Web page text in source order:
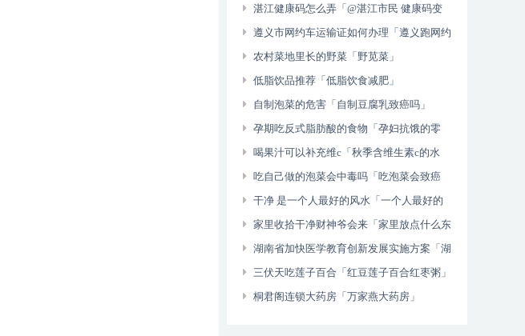
好」湛江健康码怎么弄「@湛江市民 健康码变
黄（红）怎么办 别慌！处理流程→」
遵义市网约车运输证如何办理「遵义跑网约
车需要什么条件」
农村菜地里长的野菜「野苋菜」
低脂饮品推荐「低脂饮食减肥」
自制泡菜的危害「自制豆腐乳致癌吗」
孕期吃反式脂肪酸的食物「孕妇抗饿的零
食」喝果汁可以补充维c「秋季含维生素c的水
果」吃自己做的泡菜会中毒吗「吃泡菜会致癌
吗」干净 是一个人最好的风水「一个人最好的
风水是什么」
家里收拾干净财神爷会来「家里放点什么东
西财神见了也会走」
湖南省加快医学教育创新发展实施方案「湖
南农村」
三伏天吃莲子百合「红豆莲子百合红枣粥」
桐君阁连锁大药房「万家燕大药房」